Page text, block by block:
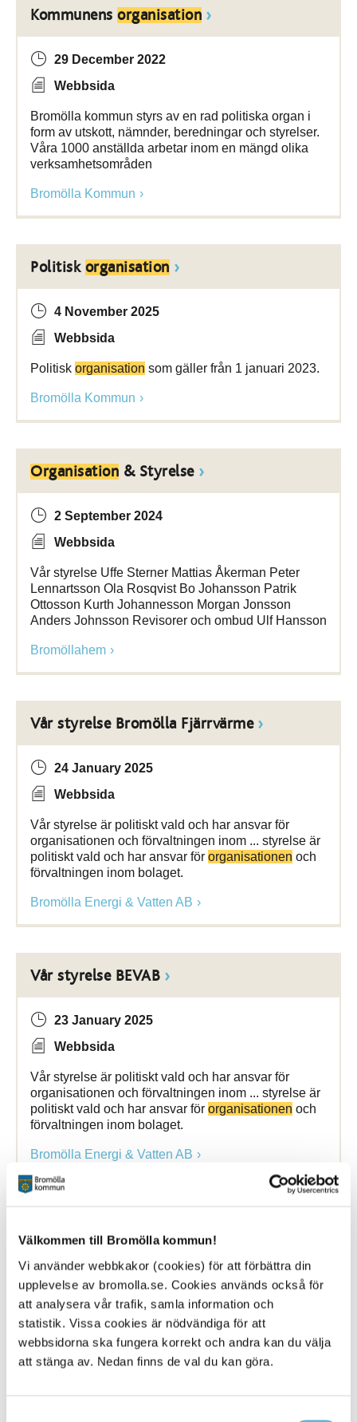
Välkommen till Bromölla kommun!
Vi använder webbkakor (cookies) för att förbättra din
upplevelse av bromolla.se. Cookies används också för
att analysera vår trafik, samla information och
statistik. Vissa cookies är nödvändiga för att
webbsidorna ska fungera korrekt och andra kan du välja
att stänga av. Nedan finns de val du kan göra.
Kommunens organisation
29 December 2022
Webbsida
Bromölla kommun styrs av en rad politiska organ i
form av utskott, nämnder, beredningar och styrelser.
Våra 1000 anställda arbetar inom en mängd olika
verksamhetsområden
Bromölla Kommun
Politisk organisation
4 November 2025
Webbsida
Politisk organisation som gäller från 1 januari 2023.
Bromölla Kommun
Organisation & Styrelse
2 September 2024
Webbsida
Vår styrelse Uffe Sterner Mattias Åkerman Peter
Lennartsson Ola Rosqvist Bo Johansson Patrik
Ottosson Kurth Johannesson Morgan Jonsson
Anders Johnsson Revisorer och ombud Ulf Hansson
Bromöllahem
Vår styrelse Bromölla Fjärrvärme
24 January 2025
Webbsida
Vår styrelse är politiskt vald och har ansvar för
organisationen och förvaltningen inom ... styrelse är
politiskt vald och har ansvar för organisationen och
förvaltningen inom bolaget.
Bromölla Energi & Vatten AB
Vår styrelse BEVAB
23 January 2025
Webbsida
Vår styrelse är politiskt vald och har ansvar för
organisationen och förvaltningen inom ... styrelse är
politiskt vald och har ansvar för organisationen och
förvaltningen inom bolaget.
Bromölla Energi & Vatten AB
13 January 2025
Webbsida
Vår styrelse är politiskt vald och har ansvar för
organisationen och förvaltningen inom ... styrelse är
politiskt vald och har ansvar förorganisationen